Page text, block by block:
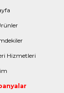
Hizmetleri